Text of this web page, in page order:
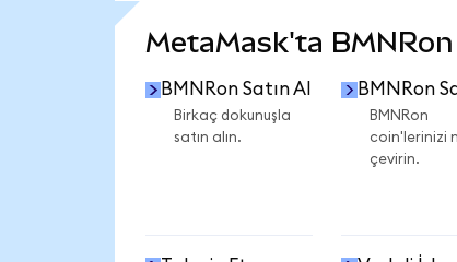
MetaMask'ta BMNRon
BMNRon Satın Al
Birkaç dokunuşla
satın alın.
BMNRon
BMNRon
coin'lerinizi
çevirin.